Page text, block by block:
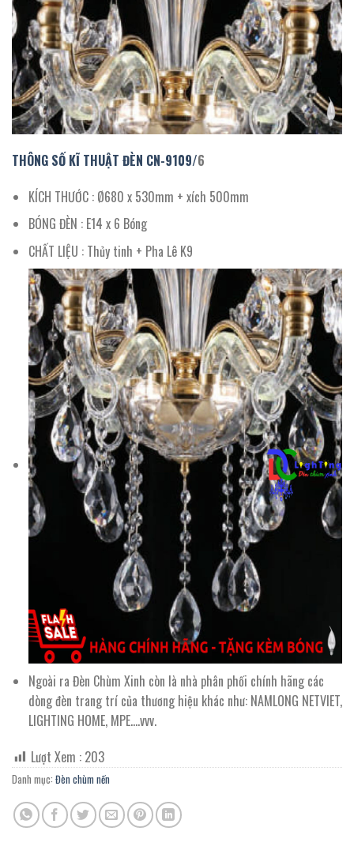
THÔNG SỐ KĨ THUẬT ĐÈN CN-9109/6
KÍCH THƯỚC : Ø680 x 530mm + xích 500mm
BÓNG ĐÈN : E14 x 6 Bóng
CHẤT LIỆU : Thủy tinh + Pha Lê K9
Ngoài ra Đèn Chùm Xinh còn là nhà phân phối chính hãng các
dòng đèn trang trí của thương hiệu khác như: NAMLONG NETVIET,
LIGHTING HOME, MPE….vvv.
Lượt Xem : 203
Danh mục: Đèn chùm nến